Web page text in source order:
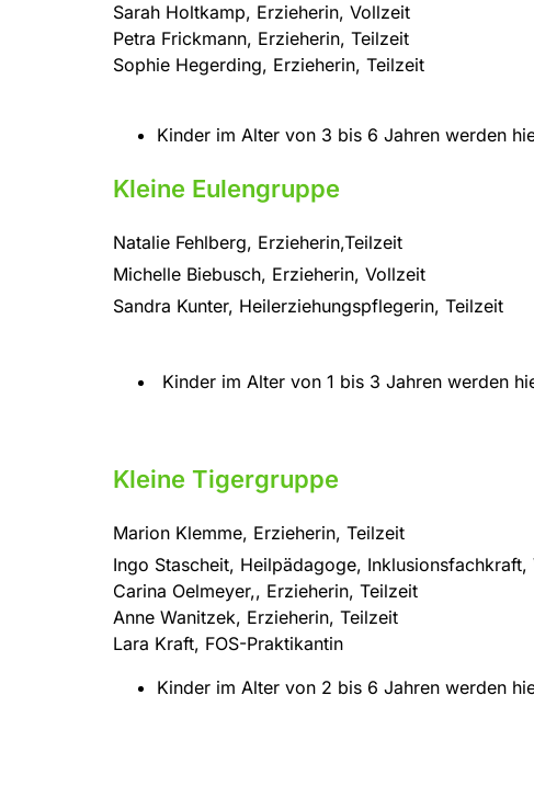
Sarah Holtkamp, Erzieherin, Vollzeit
Petra Frickmann, Erzieherin, Teilzeit
Sophie Hegerding, Erzieherin, Teilzeit
Kinder im Alter von 3 bis 6 Jahren werden
Kleine Eulengruppe
Natalie Fehlberg, Erzieherin,Teilzeit
Michelle Biebusch, Erzieherin, Vollzeit
Sandra Kunter, Heilerziehungspflegerin, Teilzeit
Kinder im Alter von 1 bis 3 Jahren werden
Kleine Tigergruppe
Marion Klemme, Erzieherin, Teilzeit
Ingo Stascheit, Heilpädagoge, Inklusionsfachkraft,
Carina Oelmeyer,, Erzieherin, Teilzeit
Anne Wanitzek, Erzieherin, Teilzeit
Lara Kraft, FOS-Praktikantin
Kinder im Alter von 2 bis 6 Jahren werden